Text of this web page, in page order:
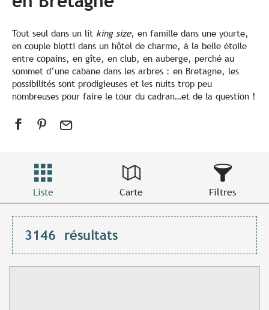
Tout seul dans un lit king size, en famille dans une yourte,
en couple blotti dans un hôtel de charme, à la belle étoile
entre copains, en gîte, en club, en auberge, perché au
sommet d’une cabane dans les arbres : en Bretagne, les
possibilités sont prodigieuses et les nuits trop peu
nombreuses pour faire le tour du cadran…et de la question !
Liste Carte Filtres
3146 résultats